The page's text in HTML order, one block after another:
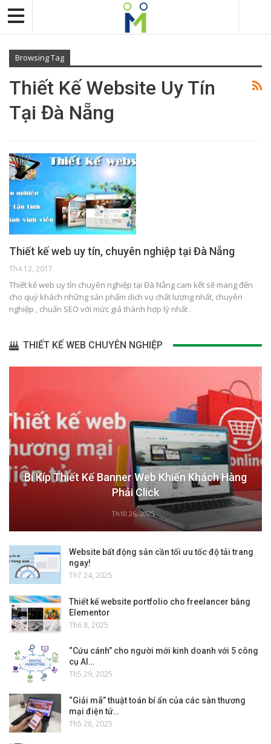
Browsing Tag
Thiết Kế Website Uy Tín
Tại Đà Nẵng
Thiết kế web uy tín, chuyên nghiệp tại Đà Nẵng
Th4 12, 2017
Thiết kế web uy tín chuyên nghiệp tại Đà Nẵng cam kết sẽ mang đến
cho quý khách những sản phẩm dịch vụ chất lượng nhất, chuyên
nghiệp , chuẩn SEO với mức giá thành hợp lý nhất .
THIẾT KẾ WEB CHUYÊN NGHIỆP
Bí Kíp Thiết Kế Banner Web Khiến Khách Hàng
Phải Click
Th10 26, 2025
Website bất động sản cần tối ưu tốc độ tải trang
ngay!
Th7 24, 2025
Thiết kế website portfolio cho freelancer bằng
Elementor
Th6 8, 2025
“Cứu cánh” cho người mới kinh doanh với 5 công
cụ AI…
Th5 29, 2025
“Giải mã” thuật toán bí ẩn của các sàn thương
mại điện tử…
Th5 28, 2025